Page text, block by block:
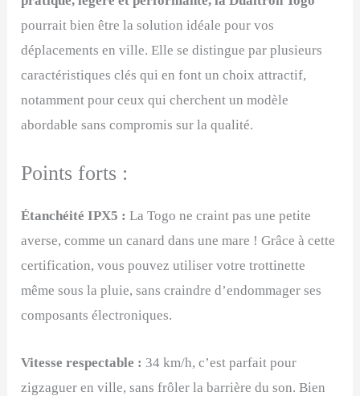
pourrait bien être la solution idéale pour vos
déplacements en ville. Elle se distingue par plusieurs
caractéristiques clés qui en font un choix attractif,
notamment pour ceux qui cherchent un modèle
abordable sans compromis sur la qualité.
Points forts :
Étanchéité IPX5 : La Togo ne craint pas une petite
averse, comme un canard dans une mare ! Grâce à cette
certification, vous pouvez utiliser votre trottinette
même sous la pluie, sans craindre d’endommager ses
composants électroniques.
Vitesse respectable : 34 km/h, c’est parfait pour
zigzaguer en ville, sans frôler la barrière du son. Bien